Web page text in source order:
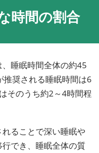
時間の割合
睡眠時間全体の約45
推奨される睡眠時間は6
そのうち約2～4時間程
ることで深い睡眠や
でき、睡眠全体の質